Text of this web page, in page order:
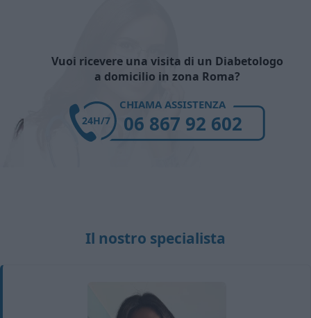
Vuoi ricevere una visita di un Diabetologo
a domicilio in zona Roma?
CHIAMA ASSISTENZA
06 867 92 602
24H/7
Il nostro specialista